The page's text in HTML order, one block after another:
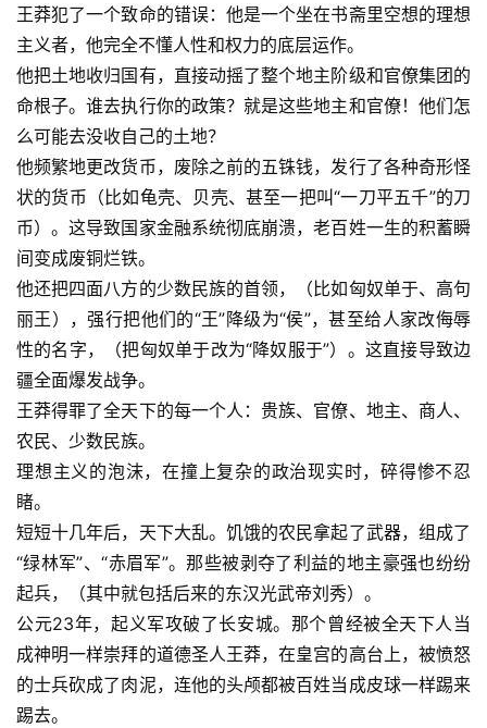
王莽犯了一个致命的错误：他是一个坐在书斋里空想的理想
主义者，他完全不懂人性和权力的底层运作。
他把土地收归国有，直接动摇了整个地主阶级和官僚集团的
命根子。谁去执行你的政策？就是这些地主和官僚！他们怎
么可能去没收自己的土地？
他频繁地更改货币，废除之前的五铢钱，发行了各种奇形怪
状的货币（比如龟壳、贝壳、甚至一把叫“一刀平五千”的刀
币）。这导致国家金融系统彻底崩溃，老百姓一生的积蓄瞬
间变成废铜烂铁。
他还把四面八方的少数民族的首领，（比如匈奴单于、高句
丽王），强行把他们的“王”降级为“侯”，甚至给人家改侮辱
性的名字，（把匈奴单于改为“降奴服于”）。这直接导致边
疆全面爆发战争。
王莽得罪了全天下的每一个人：贵族、官僚、地主、商人、
农民、少数民族。
理想主义的泡沫，在撞上复杂的政治现实时，碎得惨不忍
睹。
短短十几年后，天下大乱。饥饿的农民拿起了武器，组成了
“绿林军”、“赤眉军”。那些被剥夺了利益的地主豪强也纷纷
起兵，（其中就包括后来的东汉光武帝刘秀）。
公元23年，起义军攻破了长安城。那个曾经被全天下人当
成神明一样崇拜的道德圣人王莽，在皇宫的高台上，被愤怒
的士兵砍成了肉泥，连他的头颅都被百姓当成皮球一样踢来
踢去。